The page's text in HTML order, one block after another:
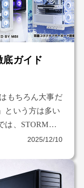
ガイド
もちろん大事だ
という方は多い
、STORMの6
かりやすく解
2025/12/10